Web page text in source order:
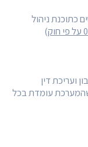
כתוכנת ניהול
)
ועריכת דין
עומדת בכל